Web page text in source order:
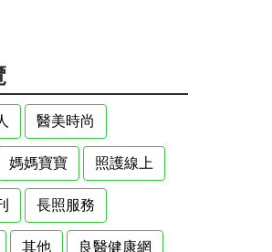
醫美時尚
媽媽寶寶 照護線上
長照服務
其他 良醫健康網